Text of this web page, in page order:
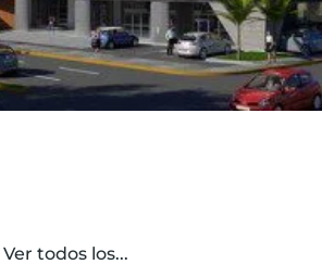
todos los...